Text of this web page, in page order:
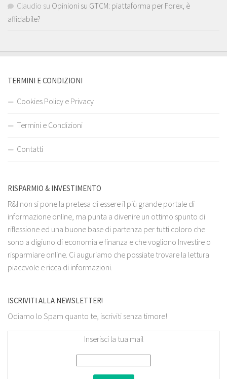
Claudio su Opinioni su GTCM: piattaforma per Forex, è
affidabile?
TERMINI E CONDIZIONI
Cookies Policy e Privacy
Termini e Condizioni
Contatti
RISPARMIO & INVESTIMENTO
R&I non si pone la pretesa di essere il più grande portale di
informazione online, ma punta a divenire un ottimo spunto di
riflessione ed una buone base di partenza per tutti coloro che
sono a digiuno di economia e finanza e che vogliono Investire o
risparmiare online. Ci auguriamo che possiate trovare la lettura
piacevole e ricca di informazioni.
ISCRIVITI ALLA NEWSLETTER!
Odiamo lo Spam quanto te, iscriviti senza timore!
Inserisci la tua mail